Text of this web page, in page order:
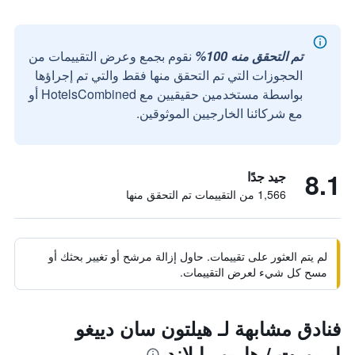
تم التحقق منه 100%
نقوم بجمع وعرض التقييمات من
الحجوزات التي تم التحقق منها فقط والتي تم إجراؤها
بواسطة مستخدمين حقيقيين مع HotelsCombined أو
مع شركائنا الخارجيين الموثوقين.
8.1 جيد جدًا
1,566 من التقييمات تم التحقق منها
لم يتم العثور على تقييمات. حاول إزالة مرشح أو تغيير بحثك أو
مسح كل شيء لعرض التقييمات.
فنادق مشابهة لـ هيلتون سان دييغو